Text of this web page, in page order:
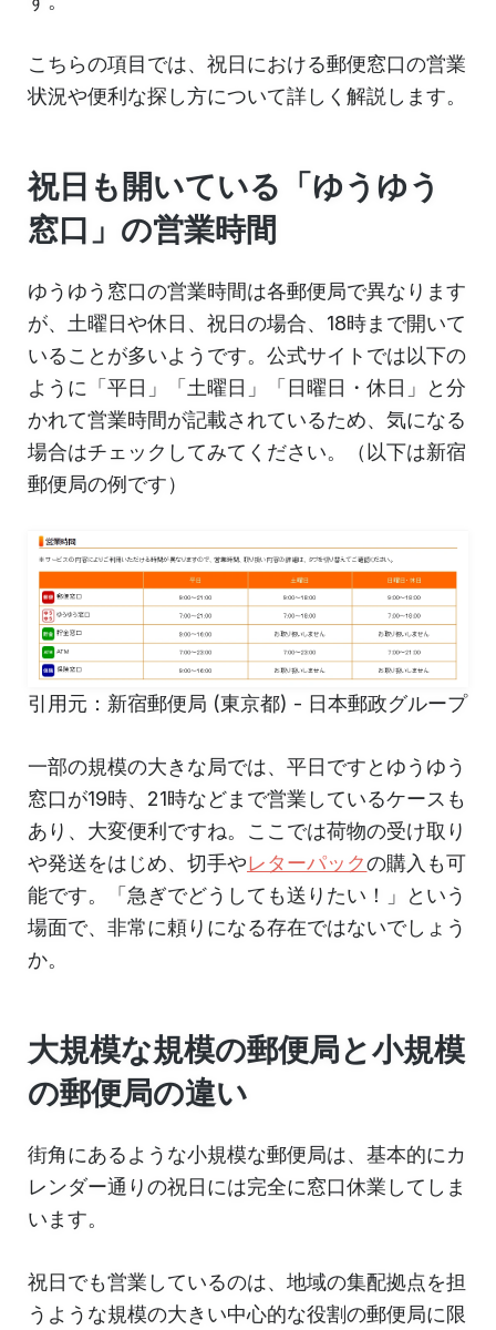
こちらの項目では、祝日における郵便窓口の営業
状況や便利な探し方について詳しく解説します。
祝日も開いている「ゆうゆう
窓口」の営業時間
ゆうゆう窓口の営業時間は各郵便局で異なります
が、土曜日や休日、祝日の場合、18時まで開いて
いることが多いようです。公式サイトでは以下の
ように「平日」「土曜日」「日曜日・休日」と分
かれて営業時間が記載されているため、気になる
場合はチェックしてみてください。（以下は新宿
郵便局の例です）
引用元：新宿郵便局 (東京都) - 日本郵政グループ
一部の規模の大きな局では、平日ですとゆうゆう
窓口が19時、21時などまで営業しているケースも
あり、大変便利ですね。ここでは荷物の受け取り
や発送をはじめ、切手やレターパックの購入も可
能です。「急ぎでどうしても送りたい！」という
場面で、非常に頼りになる存在ではないでしょう
か。
大規模な規模の郵便局と小規模
の郵便局の違い
街角にあるような小規模な郵便局は、基本的にカ
レンダー通りの祝日には完全に窓口休業してしま
います。
祝日でも営業しているのは、地域の集配拠点を担
うような規模の大きい中心的な役割の郵便局に限